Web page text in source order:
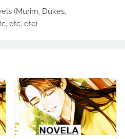
(Murim, Dukes,
etc, etc)